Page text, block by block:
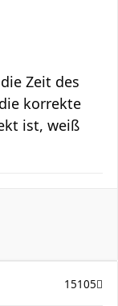
Zeit des
korrekte
ist, weiß
15105